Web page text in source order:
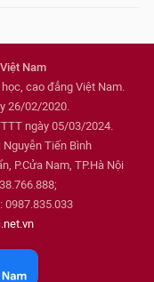
Nam
cao đẳng Việt Nam.
26/02/2020.
ngày 05/03/2024.
: Nguyễn Tiến Bình
P.Cửa Nam, TP.Hà Nội
0987.835.033